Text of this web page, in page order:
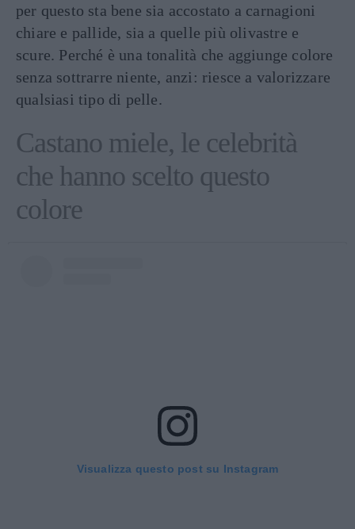
per questo sta bene sia accostato a carnagioni
chiare e pallide, sia a quelle più olivastre e
scure. Perché è una tonalità che aggiunge colore
senza sottrarre niente, anzi: riesce a valorizzare
qualsiasi tipo di pelle.
Castano miele, le celebrità
che hanno scelto questo
colore
Visualizza questo post su Instagram